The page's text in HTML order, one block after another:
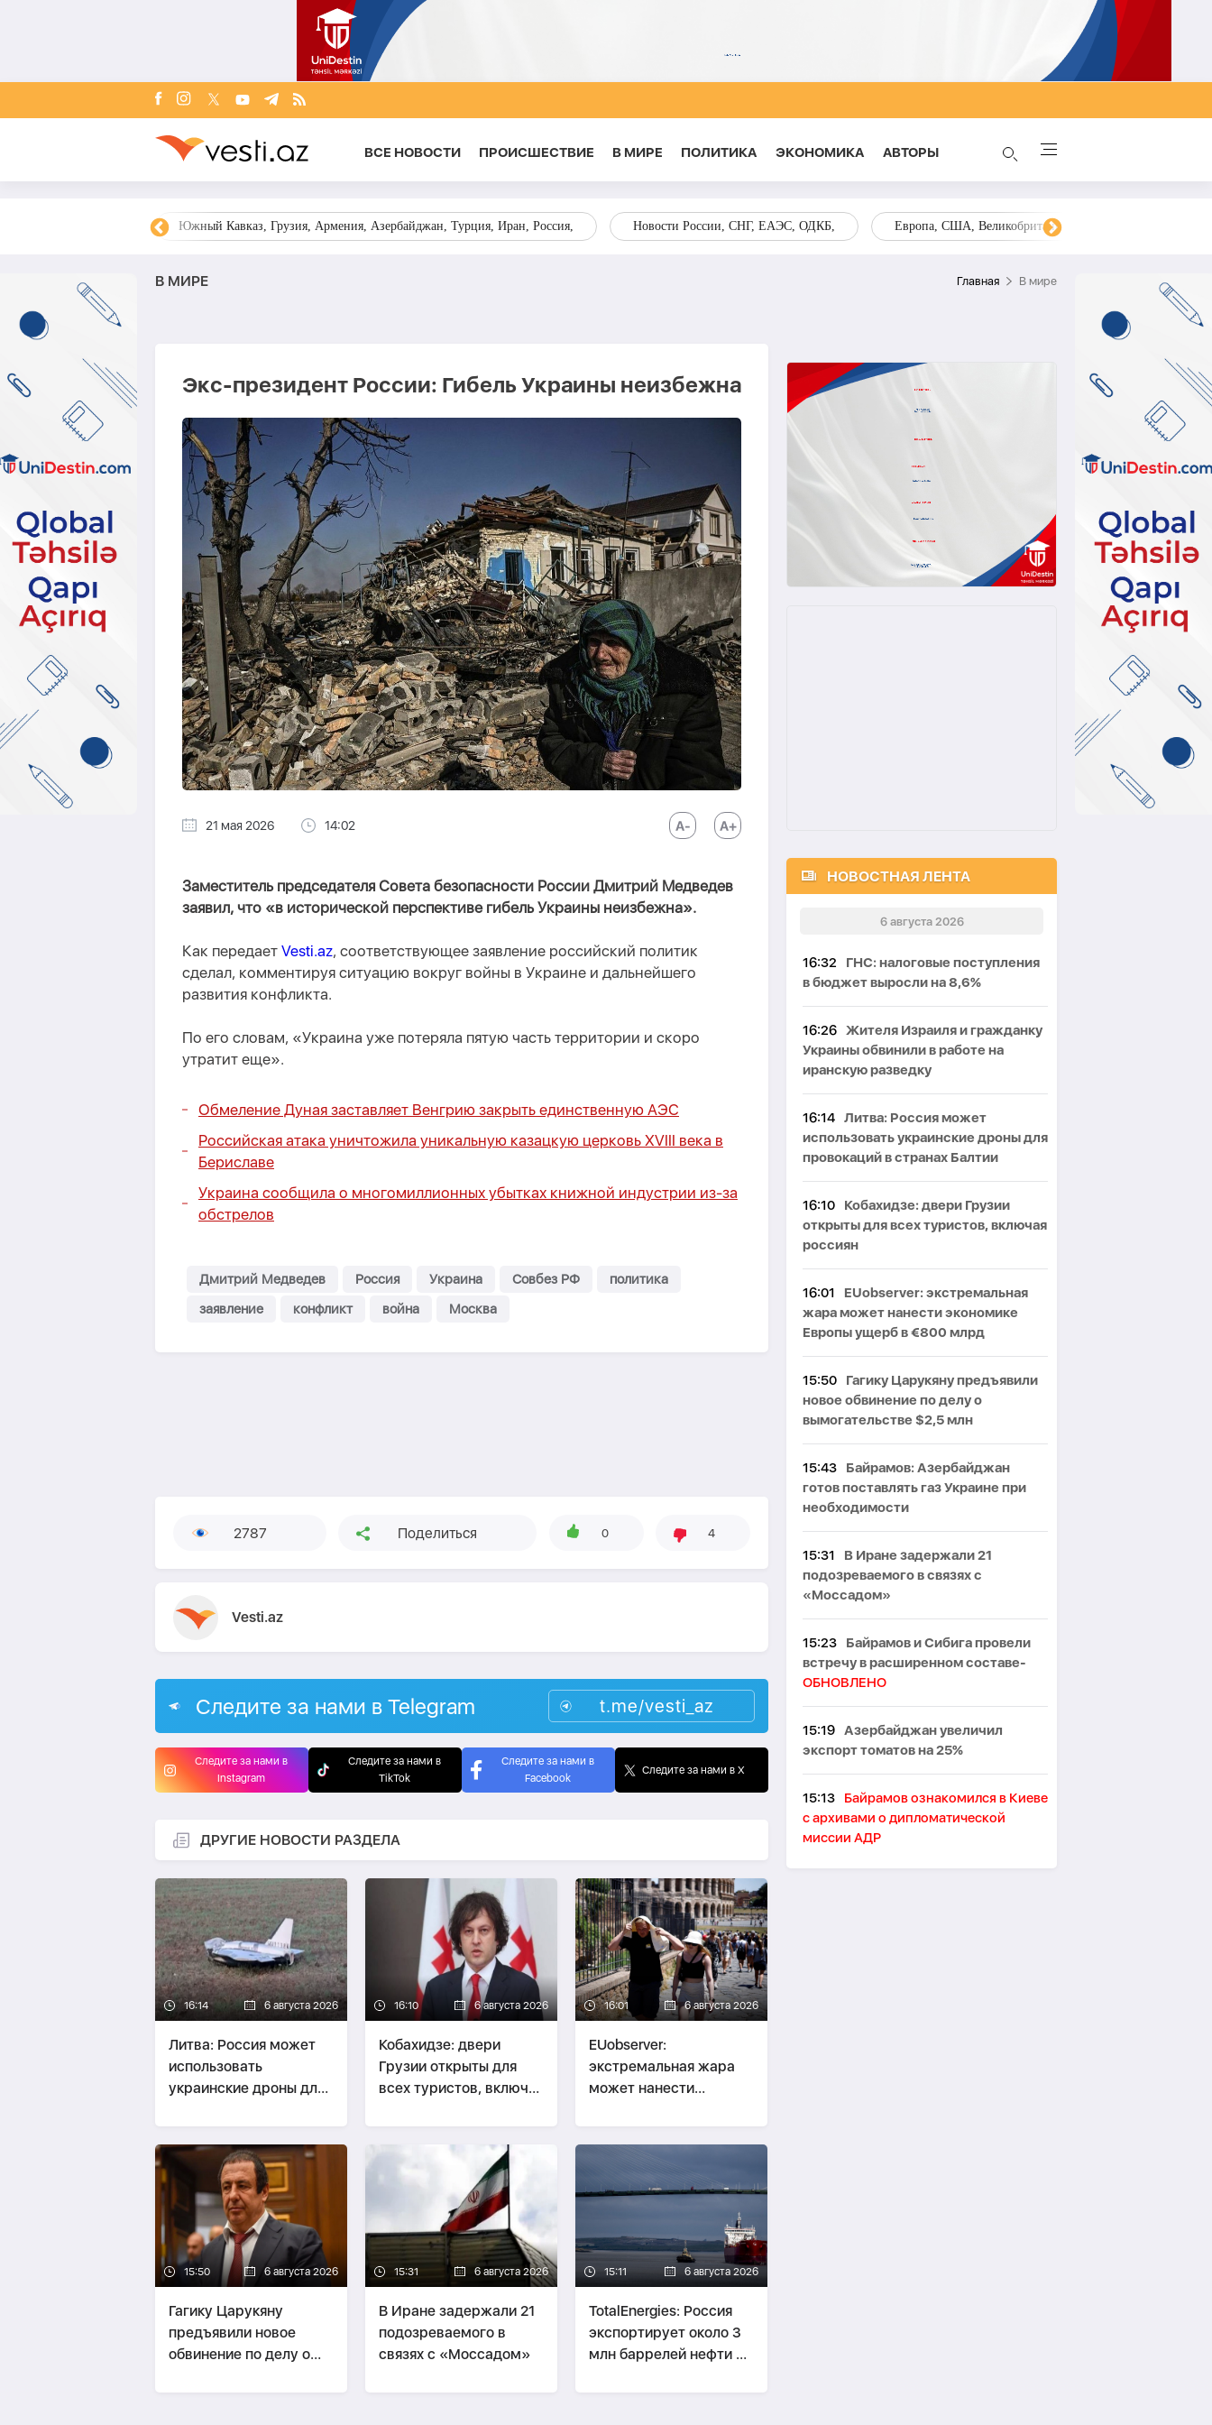
ВСЕ НОВОСТИ ПРОИСШЕСТВИЕ В МИРЕ ПОЛИТИКА ЭКОНОМИКА AВТОРЫ
Южный Кавказ, Грузия, Армения, Азербайджан, Турция, Иран, Россия, Новости России, СНГ, ЕАЭС, ОДКБ, Европа, США, Великобритания, Украина, Запад,
В МИРЕ Главная В мире
Экс-президент России: Гибель Украины неизбежна
21 мая 2026 14:02
Заместитель председателя Совета безопасности России Дмитрий Медведев
заявил, что «в исторической перспективе гибель Украины неизбежна».
Как передает Vesti.az, соответствующее заявление российский политик
сделал, комментируя ситуацию вокруг войны в Украине и дальнейшего
развития конфликта.
По его словам, «Украина уже потеряла пятую часть территории и скоро
утратит еще».
Обмеление Дуная заставляет Венгрию закрыть единственную АЭС
Российская атака уничтожила уникальную казацкую церковь XVIII века в
Бериславе
Украина сообщила о многомиллионных убытках книжной индустрии из-за
обстрелов
Дмитрий Медведев Россия Украина Совбез РФ
политика
заявление
конфликт война Москва
2787 Поделиться 0 4
Vesti.az
Следите за нами в Telegram t.me/vesti_az
Следите за нами в
Instagram
Следите за нами в
TikTok
Следите за нами в
Facebook
Следите за нами в X
ДРУГИЕ НОВОСТИ РАЗДЕЛА
16:14 6 августа 2026
Литва: Россия может
использовать
украинские дроны для
Балтии
16:10 6 августа 2026
Кобахидзе: двери
Грузии открыты для
всех туристов, включая
16:01 6 августа 2026
EUobserver:
экстремальная жара
может нанести
ущерб в €800 млрд
15:50 6 августа 2026
Гагику Царукяну
предъявили новое
обвинение по делу о
млн
15:31 6 августа 2026
В Иране задержали 21
подозреваемого в
связях с «Моссадом»
15:11 6 августа 2026
TotalEnergies: Россия
экспортирует около 3
млн баррелей нефти в
флот
НОВОСТНАЯ ЛЕНТА
6 августа 2026
16:32
ГНС: налоговые поступления
в бюджет выросли на 8,6%
16:26 Жителя Израиля и гражданку
Украины обвинили в работе на
иранскую разведку
16:14 Литва: Россия может
использовать украинские дроны для
провокаций в странах Балтии
16:10
Кобахидзе: двери Грузии
открыты для всех туристов, включая
россиян
16:01
EUobserver: экстремальная
жара может нанести экономике
Европы ущерб в €800 млрд
15:50
Гагику Царукяну предъявили
новое обвинение по делу о
вымогательстве $2,5 млн
15:43
Байрамов: Азербайджан
готов поставлять газ Украине при
необходимости
15:31
В Иране задержали 21
подозреваемого в связях с
«Моссадом»
15:23
Байрамов и Сибига провели
встречу в расширенном составе-
ОБНОВЛЕНО
15:19 Азербайджан увеличил
экспорт томатов на 25%
15:13
Байрамов ознакомился в Киеве
с архивами о дипломатической
миссии АДР